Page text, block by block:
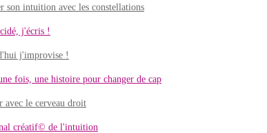
son intuition avec les constellations
j'écris !
j'improvise !
fois, une histoire pour changer de cap
avec le cerveau droit
créatif© de l'intuition